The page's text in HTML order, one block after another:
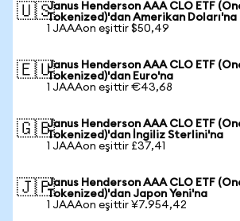
🇺🇸Janus Henderson AAA CLO ETF
Tokenized)'dan Amerikan Doları'na
1 JAAAon eşittir $50,49
🇪🇺Janus Henderson AAA CLO ETF
Tokenized)'dan Euro'na
1 JAAAon eşittir €43,68
🇬🇧Janus Henderson AAA CLO ETF
Tokenized)'dan İngiliz Sterlini'na
1 JAAAon eşittir £37,41
🇯🇵Janus Henderson AAA CLO ETF
Tokenized)'dan Japon Yeni'na
1 JAAAon eşittir ¥7.954,42